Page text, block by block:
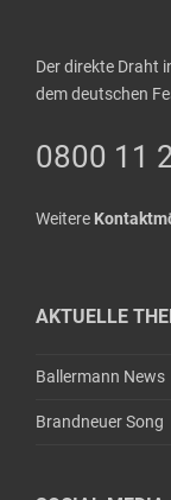
Der direkte Draht
dem deutschen
0800 11
Weitere
AKTUELLE
Ballermann News
Brandneuer Song